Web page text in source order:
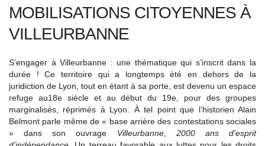
MOBILISATIONS CITOYENNES À
VILLEURBANNE
S’engager à Villeurbanne : une thématique qui s’inscrit dans la
durée ! Ce territoire qui a longtemps été en dehors de la
juridiction de Lyon, tout en étant à sa porte, est devenu un espace
refuge au18e siècle et au début du 19e, pour des groupes
marginalisés, réprimés à Lyon. À tel point que l’historien Alain
Belmont parle même de « base arrière des contestations sociales
» dans son ouvrage Villeurbanne, 2000 ans d’esprit